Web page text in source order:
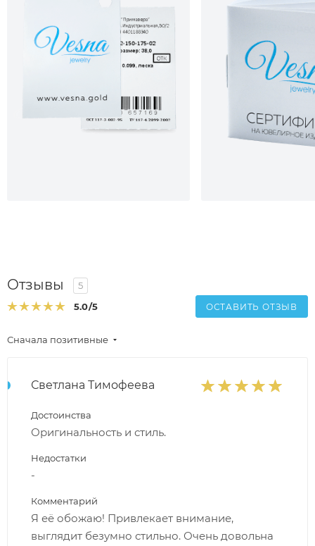
Отзывы
5
5.0/5 ОСТАВИТЬ ОТЗЫВ
Сначала позитивные
Светлана Тимофеева
Достоинства
Оригинальность и стиль.
Недостатки
-
Комментарий
Я её обожаю! Привлекает внимание,
выглядит безумно стильно. Очень довольна